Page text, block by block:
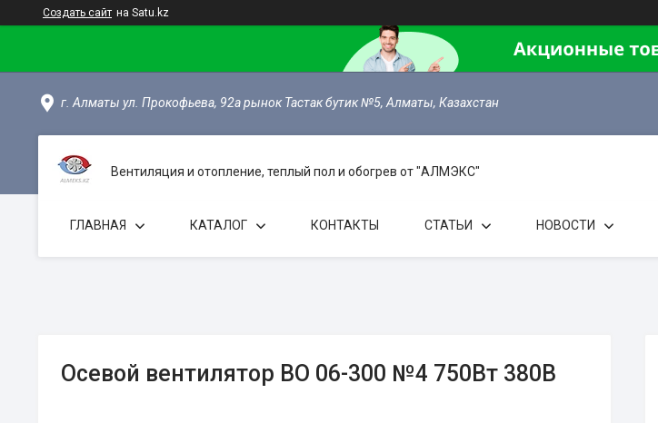
Создать сайт на Satu.kz
г. Алматы ул. Прокофьева, 92а рынок Тастак бутик №5, Алматы, Казахстан
Вентиляция и отопление, теплый пол и обогрев от "АЛМЭКС"
ГЛАВНАЯ КАТАЛОГ КОНТАКТЫ СТАТЬИ НОВОСТИ
Осевой вентилятор ВО 06-300 №4 750Вт 380В